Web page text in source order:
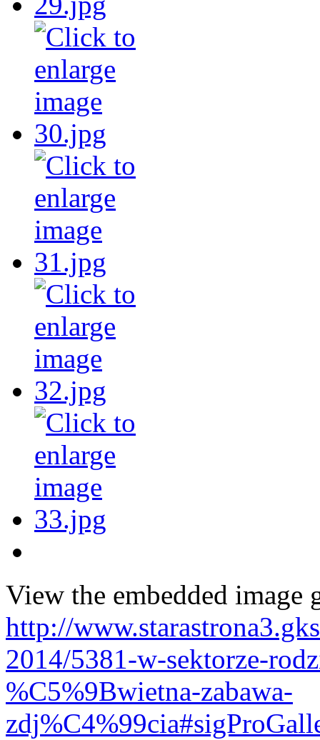
View the embedded image
http://
2014/5381-w-sektorze-
%C5%9Bwietna-zabawa-